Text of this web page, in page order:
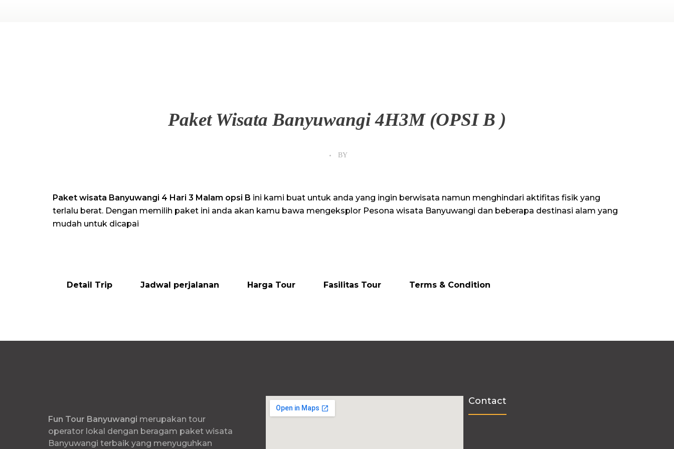
Paket Wisata Banyuwangi 4H3M (OPSI B )
BY
Paket wisata Banyuwangi 4 Hari 3 Malam opsi B ini kami buat untuk anda yang ingin berwisata namun menghindari aktifitas fisik yang
terlalu berat. Dengan memilih paket ini anda akan kamu bawa mengeksplor Pesona wisata Banyuwangi dan beberapa destinasi alam yang
mudah untuk dicapai
Detail Trip Jadwal perjalanan Harga Tour Fasilitas Tour Terms & Condition
Fun Tour Banyuwangi merupakan tour
operator lokal dengan beragam paket wisata
Banyuwangi terbaik yang menyuguhkan
Contact